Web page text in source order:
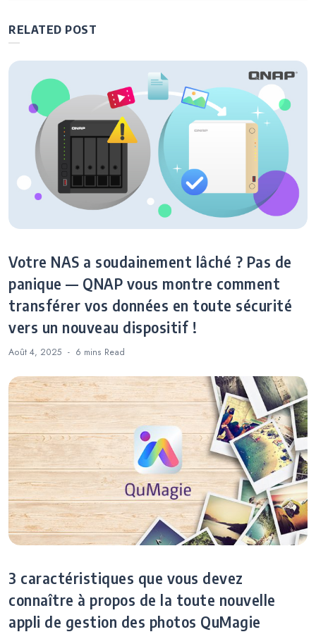
l’article
, permettant un
flexible et une
expansion libre.
RELATED POST
Votre NAS a soudainement lâché ? Pas de
panique — QNAP vous montre comment
transférer vos données en toute sécurité
vers un nouveau dispositif !
Août 4, 2025 6 mins Read
3 caractéristiques que vous devez
connaître à propos de la toute nouvelle
appli de gestion des photos QuMagie